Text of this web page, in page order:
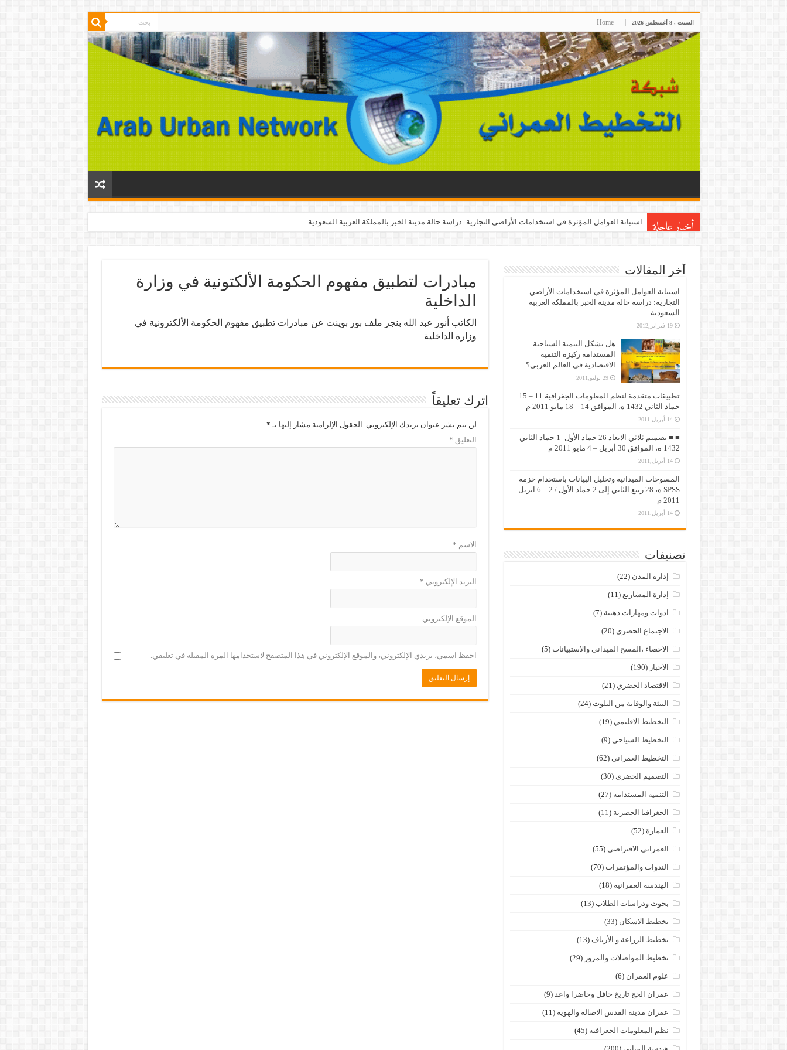
السبت , 8 أغسطس 2026 Home
أخبار عاجلة استبانة العوامل المؤثرة في استخدامات الأراضي التجارية: دراسة حالة مدينة الخبر بالمملكة العربية السعودية
مبادرات لتطبيق مفهوم الحكومة الألكتونية في وزارة
الداخلية
الكاتب أنور عبد الله بنجر ملف بور بوينت عن مبادرات تطبيق مفهوم الحكومة الألكترونية في
وزارة الداخلية
اترك تعليقاً
لن يتم نشر عنوان بريدك الإلكتروني. الحقول الإلزامية مشار إليها بـ *
التعليق *
الاسم *
البريد الإلكتروني *
الموقع الإلكتروني
احفظ اسمي، بريدي الإلكتروني، والموقع الإلكتروني في هذا المتصفح لاستخدامها المرة المقبلة في تعليقي.
آخر المقالات
استبانة العوامل المؤثرة في استخدامات الأراضي
التجارية: دراسة حالة مدينة الخبر بالمملكة العربية
السعودية
19 فبراير,2012
هل تشكل التنمية السياحية
المستدامة ركيزة التنمية
الاقتصادية في العالم العربي؟
29 يوليو,2011
تطبيقات متقدمة لنظم المعلومات الجغرافية 11 – 15
جماد الثاني 1432 ه، الموافق 14 – 18 مايو 2011 م
14 أبريل,2011
■ ■ تصميم ثلاثي الابعاد 26 جماد الأول- 1 جماد الثاني
1432 ه، الموافق 30 أبريل – 4 مايو 2011 م
14 أبريل,2011
المسوحات الميدانية وتحليل البيانات باستخدام حزمة
SPSS ه، 28 ربيع الثاني إلى 2 جماد الأول / 2 – 6 ابريل
2011 م
14 أبريل,2011
تصنيفات
إدارة المدن (22)
إدارة المشاريع (11)
ادوات ومهارات ذهنية (7)
الاجتماع الحضري (20)
الاحصاء ،المسح الميداني والاستبيانات (5)
الاخبار (190)
الاقتصاد الحضري (21)
البيئة والوقاية من التلوث (24)
التخطيط الاقليمي (19)
التخطيط السياحي (9)
التخطيط العمراني (62)
التصميم الحضري (30)
التنمية المستدامة (27)
الجغرافيا الحضرية (11)
العمارة (52)
العمراني الافتراضي (55)
الندوات والمؤتمرات (70)
الهندسة العمرانية (18)
بحوث ودراسات الطلاب (13)
تخطيط الاسكان (33)
تخطيط الزراعة و الأرياف (13)
تخطيط المواصلات والمرور (29)
علوم العمران (6)
عمران الحج تاريخ حافل وحاضرا واعد (9)
عمران مدينة القدس الاصالة والهوية (11)
نظم المعلومات الجغرافية (45)